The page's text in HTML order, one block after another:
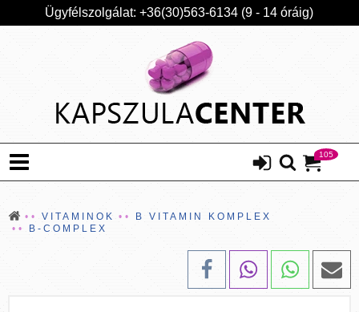
Ügyfélszolgálat: +36(30)563-6134 (9 - 14 óráig)
105
VITAMINOK
B VITAMIN KOMPLEX
B-COMPLEX